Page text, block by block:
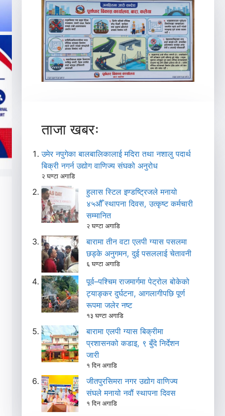
ताजा खबरः
उमेर नपुगेका बालबालिकालाई मदिरा तथा नशालु पदार्थ
बिक्री नगर्न उद्योग वाणिज्य संघको अनुरोध
२ घण्टा अगाडि
हुलास स्टिल इण्डष्ट्रिजले मनायो
४५औँ स्थापना दिवस, उत्कृष्ट कर्मचारी
सम्मानित
२ घण्टा अगाडि
बारामा तीन वटा एलपी ग्यास पसलमा
छड्के अनुगमन, दुई पसललाई चेतावनी
६ घण्टा अगाडि
पूर्व–पश्चिम राजमार्गमा पेट्रोल बोकेको
ट्याङ्कर दुर्घटना, आगलागीपछि पूर्ण
रूपमा जलेर नष्ट
१३ घण्टा अगाडि
बारामा एलपी ग्यास बिक्रीमा
प्रशासनको कडाइ, ९ बुँदे निर्देशन
जारी
१ दिन अगाडि
जीतपुरसिमरा नगर उद्योग वाणिज्य
संघले मनायो नवौं स्थापना दिवस
१ दिन अगाडि